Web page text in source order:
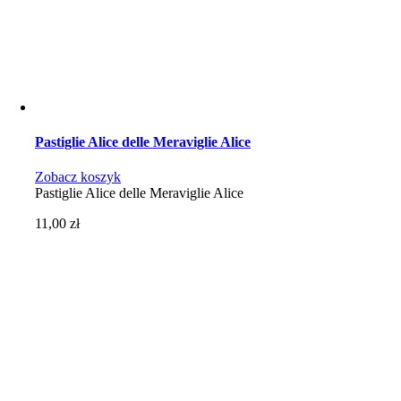
Pastiglie Alice delle Meraviglie Alice
Zobacz koszyk
Pastiglie Alice delle Meraviglie Alice
11,00zł